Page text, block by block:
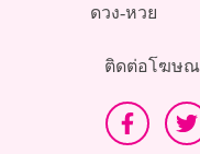
ดวง-หวย
ติดต่อโฆษ